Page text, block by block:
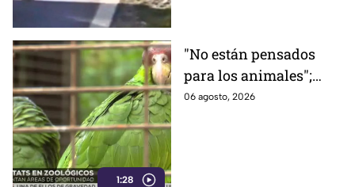
1:28
"No están pensados
para los animales";
Hábitats de los
06 agosto, 2026